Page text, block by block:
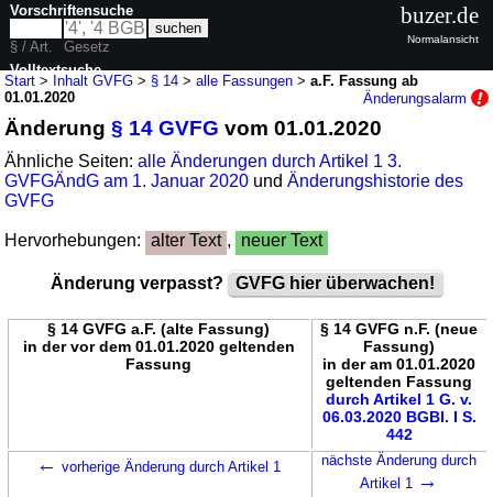
Start > Inhalt GVFG > § 14 >alle Fassungen >a.F. Fassung ab
01.01.2020
Änderungsalarm
Änderung§ 14 GVFG vom 01.01.2020
Ähnliche Seiten:alle Änderungen durch Artikel 1 3.
GVFGÄndG am 1. Januar 2020 undÄnderungshistorie des
GVFG
Hervorhebungen: alter Text , neuer Text
Änderung verpasst? GVFG hier überwachen!
§ 14 GVFG a.F. (alte Fassung)
in der vor dem 01.01.2020 geltenden
Fassung
§ 14 GVFG n.F. (neue
Fassung)
in der am 01.01.2020
geltenden Fassung
durch Artikel 1 G. v.
06.03.2020 BGBl. I S.
442
← vorherige Änderung durch Artikel 1
nächste Änderung durch
Artikel 1 →
Vorschriftensuche
§ / Art.
Gesetz
Volltextsuche
buzer.de
Normalansicht